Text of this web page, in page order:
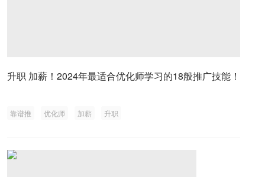
升职 加薪！2024年最适合优化师学习的18般推广技能！
靠谱推 优化师 加薪 升职